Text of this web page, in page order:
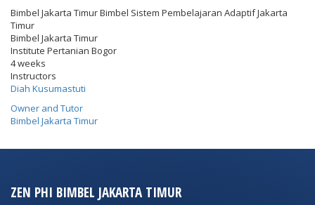
Bimbel Jakarta Timur Bimbel Sistem Pembelajaran Adaptif Jakarta
Timur
Bimbel Jakarta Timur
Institute Pertanian Bogor
4 weeks
Instructors
Diah Kusumastuti
Owner and Tutor
Bimbel Jakarta Timur
ZEN PHI BIMBEL JAKARTA TIMUR